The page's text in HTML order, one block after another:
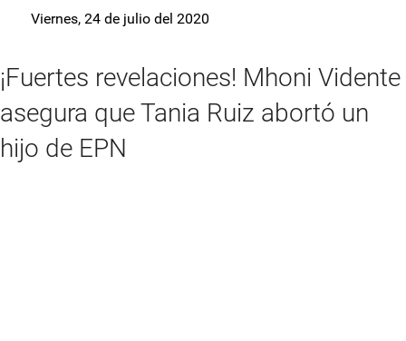
Viernes, 24 de julio del 2020
¡Fuertes revelaciones! Mhoni Vidente
asegura que Tania Ruiz abortó un
hijo de EPN